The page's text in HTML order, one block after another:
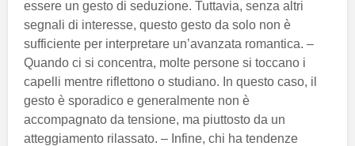
essere un gesto di seduzione. Tuttavia, senza altri
segnali di interesse, questo gesto da solo non è
sufficiente per interpretare un’avanzata romantica. –
Quando ci si concentra, molte persone si toccano i
capelli mentre riflettono o studiano. In questo caso, il
gesto è sporadico e generalmente non è
accompagnato da tensione, ma piuttosto da un
atteggiamento rilassato. – Infine, chi ha tendenze